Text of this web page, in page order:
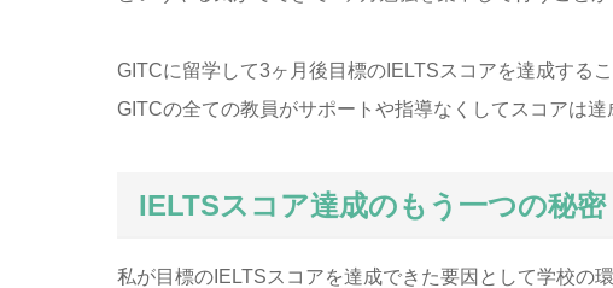
GITCに留学して3ヶ月後目標のIELTSスコアを達成する
GITCの全ての教員がサポートや指導なくしてスコアは達
IELTSスコア達成のもう一つの秘密
私が目標のIELTSスコアを達成できた要因として学校の